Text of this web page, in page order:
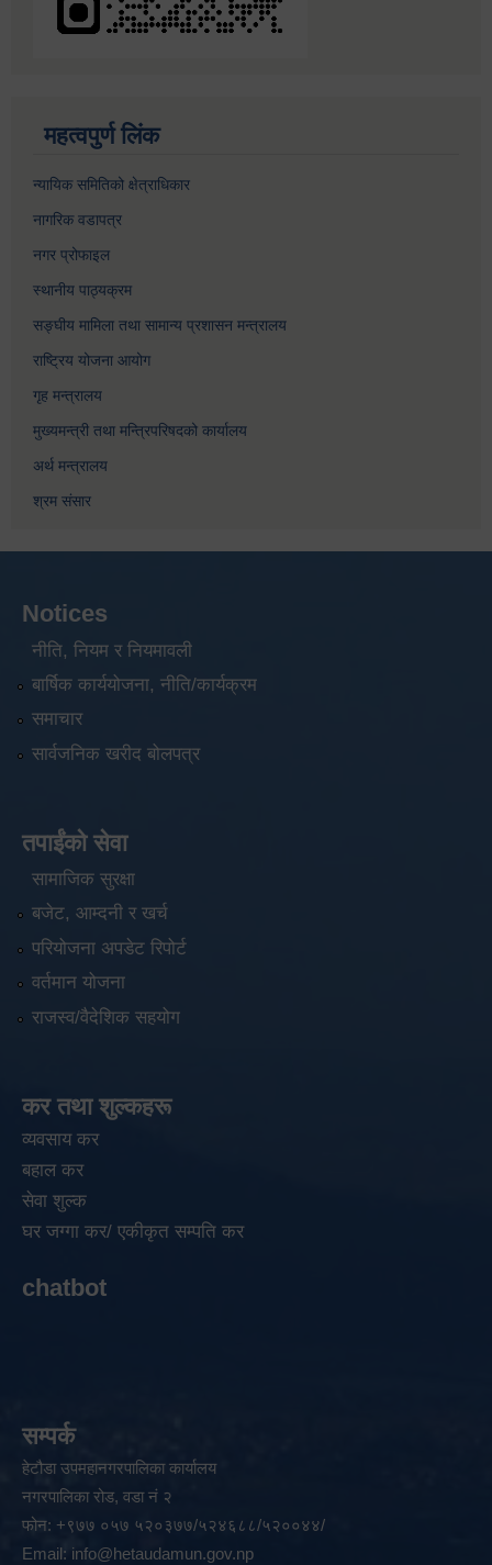
महत्वपुर्ण लिंक
न्यायिक समितिको क्षेत्राधिकार
नागरिक वडापत्र
नगर प्रोफाइल
स्थानीय पाठ्यक्रम
सङ्घीय मामिला तथा सामान्य प्रशासन मन्त्रालय
राष्ट्रिय योजना आयोग
गृह मन्त्रालय
मुख्यमन्त्री तथा मन्त्रिपरिषदको कार्यालय
अर्थ मन्त्रालय
श्रम संसार
Notices
नीति, नियम र नियमावली
बार्षिक कार्ययोजना, नीति/कार्यक्रम
समाचार
सार्वजनिक खरीद बोलपत्र
तपाईंको सेवा
सामाजिक सुरक्षा
बजेट, आम्दनी र खर्च
परियोजना अपडेट रिपोर्ट
वर्तमान योजना
राजस्व/वैदेशिक सहयोग
कर तथा शुल्कहरू
व्यवसाय कर
बहाल कर
सेवा शुल्क
घर जग्गा कर/ एकीकृत सम्पति कर
chatbot
सम्पर्क
हेटौडा उपमहानगरपालिका कार्यालय
नगरपालिका रोड, वडा नं २
फोन: +९७७ ०५७ ५२०३७७/५२४६८८/५२००४४/
Email: info@hetaudamun.gov.np